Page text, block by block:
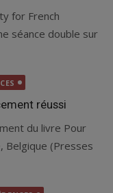
for French
séance double sur
réussi
du livre Pour
Belgique (Presses